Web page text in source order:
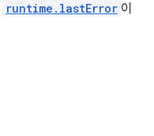
runtime.lastError 이